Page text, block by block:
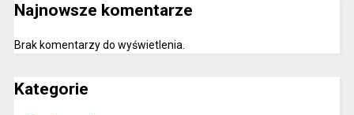
Najnowsze komentarze
Brak komentarzy do wyświetlenia.
Kategorie